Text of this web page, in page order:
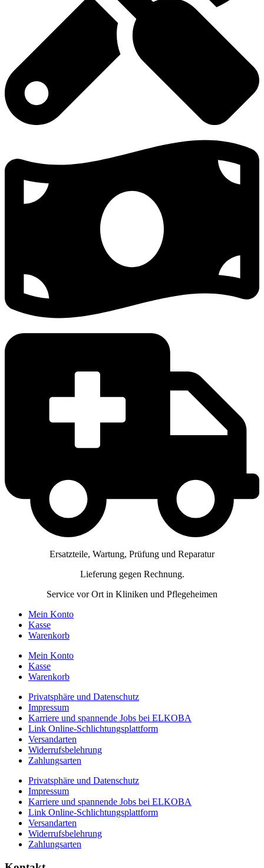
Ersatzteile, Wartung, Prüfung und Reparatur
Lieferung gegen Rechnung.
Service vor Ort in Kliniken und Pflegeheimen
Mein Konto
Kasse
Warenkorb
Mein Konto
Kasse
Warenkorb
Privatsphäre und Datenschutz
Impressum
Karriere und spannende Jobs bei ELKOBA
Link Online-Schlichtungsplattform
Versandarten
Widerrufsbelehrung
Zahlungsarten
Privatsphäre und Datenschutz
Impressum
Karriere und spannende Jobs bei ELKOBA
Link Online-Schlichtungsplattform
Versandarten
Widerrufsbelehrung
Zahlungsarten